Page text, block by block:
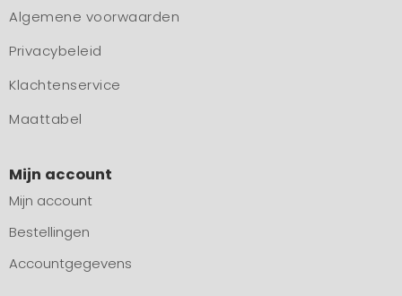
Algemene voorwaarden
Privacybeleid
Klachtenservice
Maattabel
Mijn account
Mijn account
Bestellingen
Accountgegevens